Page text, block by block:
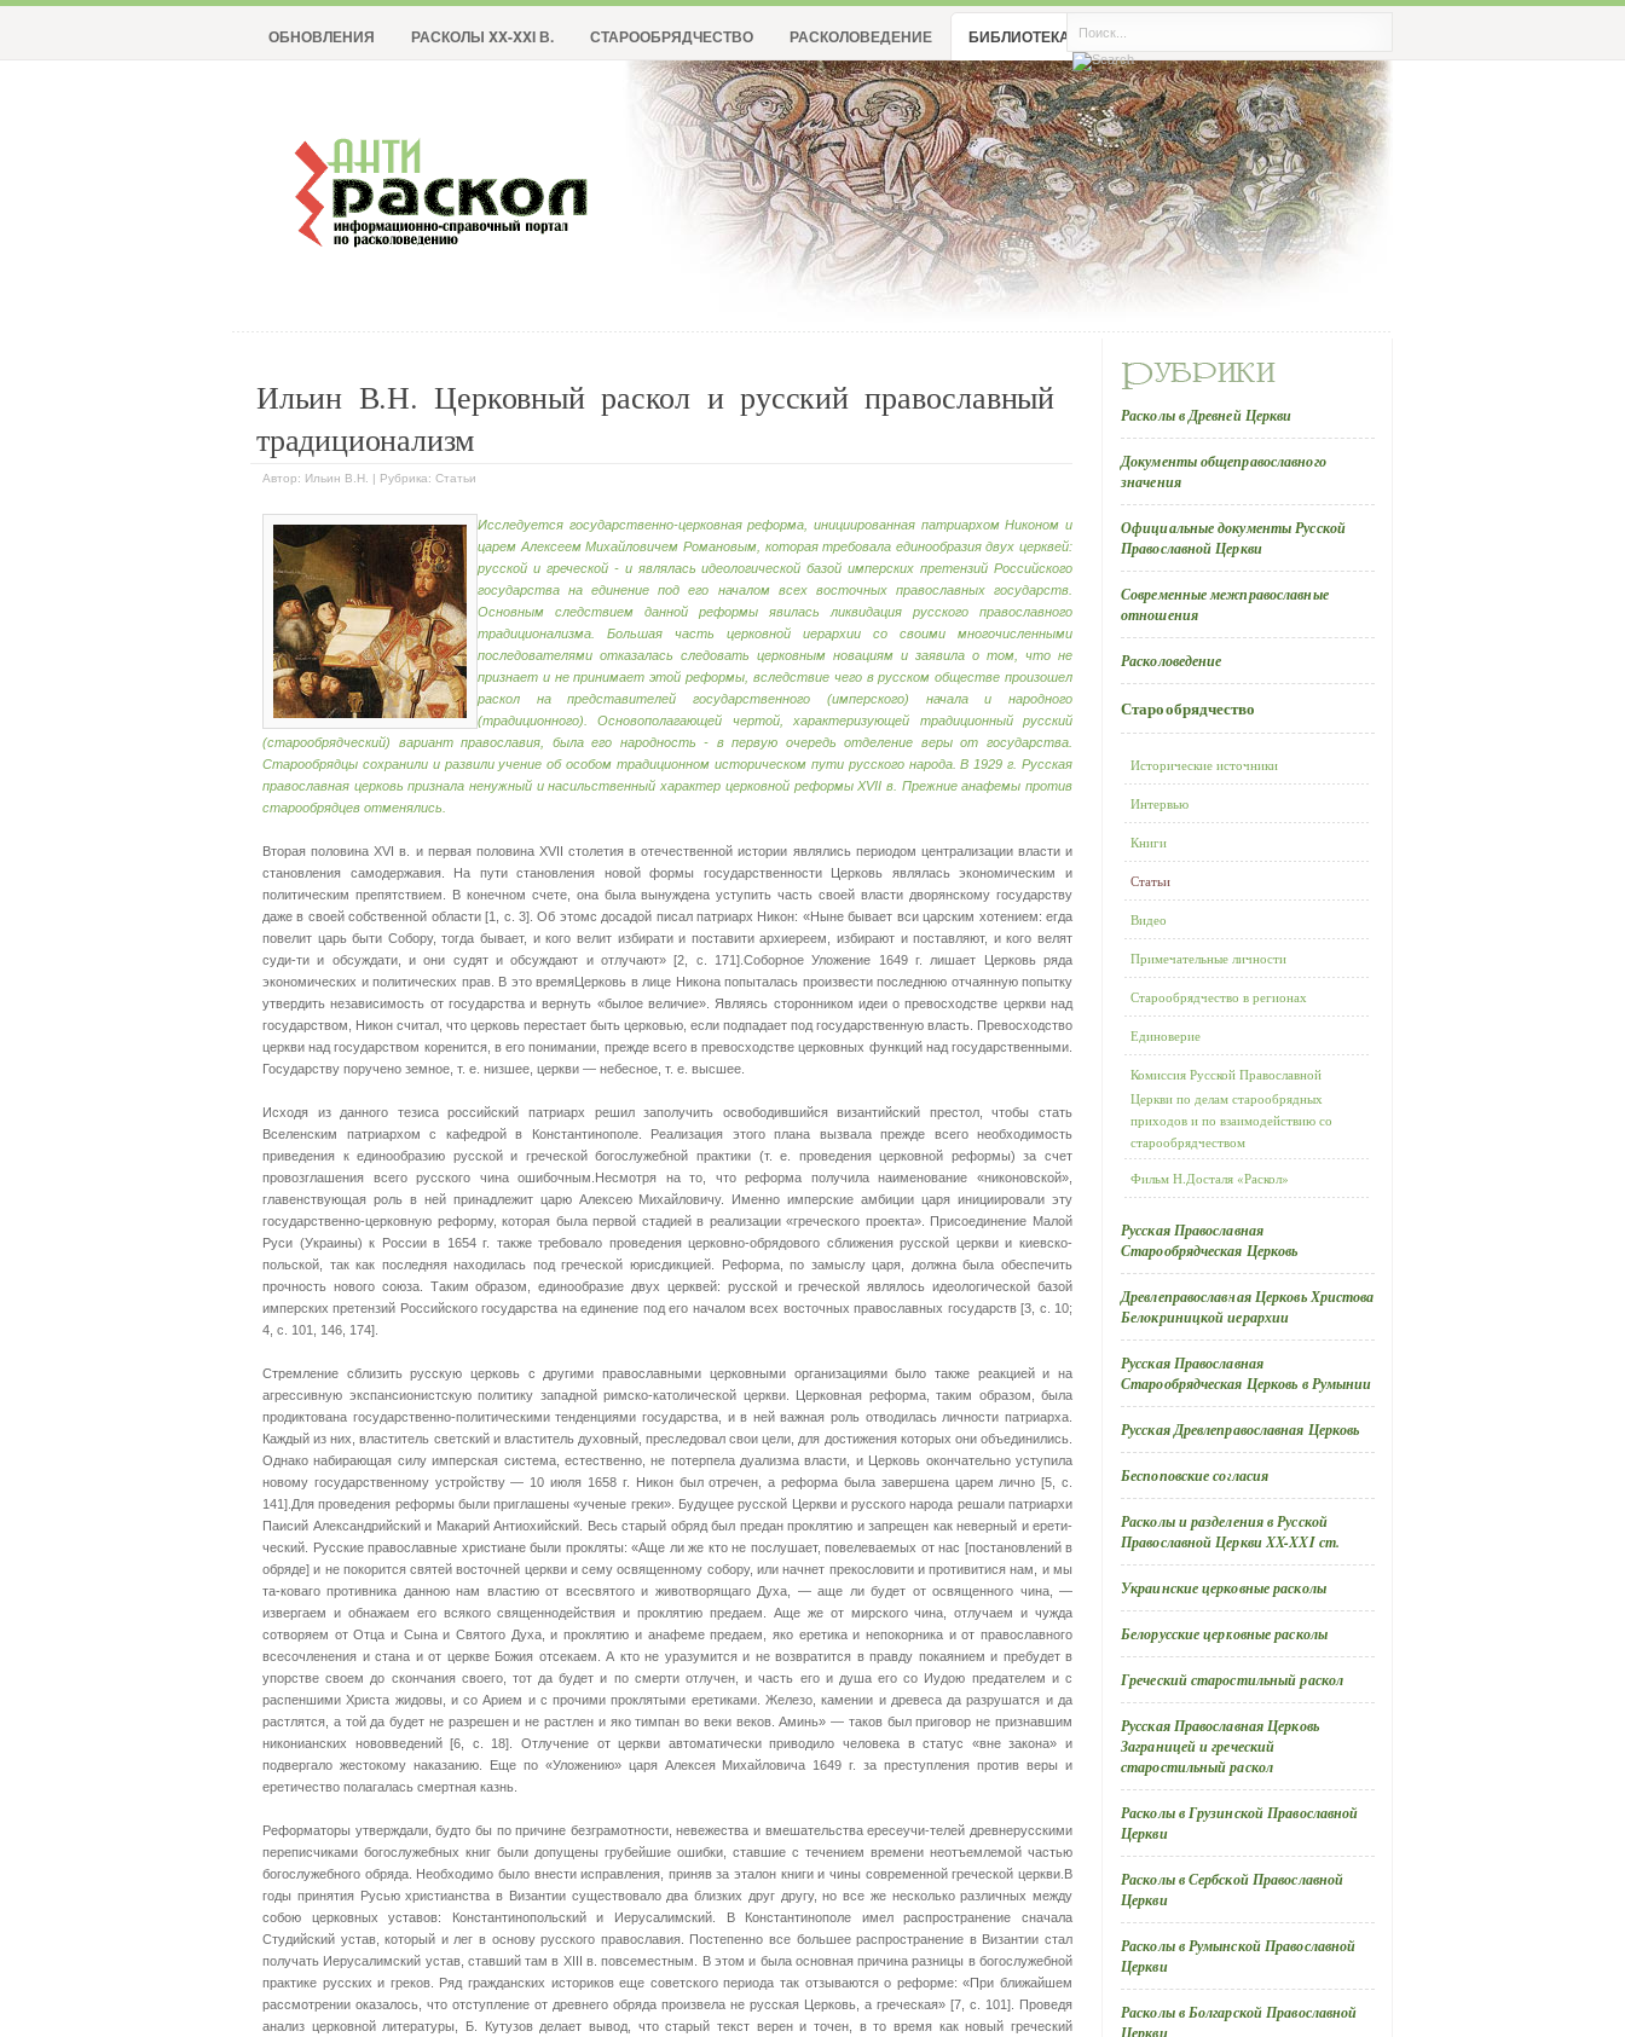
ОБНОВЛЕНИЯ РАСКОЛЫ XX-XXI В. СТАРООБРЯДЧЕСТВО РАСКОЛОВЕДЕНИЕ БИБЛИОТЕКА
Ильин В.Н. Церковный раскол и русский православный
традиционализм
Автор: Ильин В.Н. | Рубрика: Статьи
Исследуется государственно-церковная реформа, инициированная патриархом Никоном и
царем Алексеем Михайловичем Романовым, которая требовала единообразия двух церквей:
русской и греческой - и являлась идеологической базой имперских претензий Российского
государства на единение под его началом всех восточных православных государств.
Основным следствием данной реформы явилась ликвидация русского православного
традиционализма. Большая часть церковной иерархии со своими многочисленными
последователями отказалась следовать церковным новациям и заявила о том, что не
признает и не принимает этой реформы, вследствие чего в русском обществе произошел
раскол на представителей государственного (имперского) начала и народного
(традиционного). Основополагающей чертой, характеризующей традиционный русский
(старообрядческий) вариант православия, была его народность - в первую очередь отделение веры от государства.
Старообрядцы сохранили и развили учение об особом традиционном историческом пути русского народа. В 1929 г. Русская
православная церковь признала ненужный и насильственный характер церковной реформы XVII в. Прежние анафемы против
старообрядцев отменялись.
Вторая половина XVI в. и первая половина XVII столетия в отечественной истории являлись периодом централизации власти и
становления самодержавия. На пути становления новой формы государственности Церковь являлась экономическим и
политическим препятствием. В конечном счете, она была вынуждена уступить часть своей власти дворянскому государству
даже в своей собственной области [1, с. 3]. Об этомс досадой писал патриарх Никон: «Ныне бывает вси царским хотением: егда
повелит царь быти Собору, тогда бывает, и кого велит избирати и поставити архиереем, избирают и поставляют, и кого велят
суди-ти и обсуждати, и они судят и обсуждают и отлучают» [2, с. 171].Соборное Уложение 1649 г. лишает Церковь ряда
экономических и политических прав. В это времяЦерковь в лице Никона попыталась произвести последнюю отчаянную попытку
утвердить независимость от государства и вернуть «былое величие». Являясь сторонником идеи о превосходстве церкви над
государством, Никон считал, что церковь перестает быть церковью, если подпадает под государственную власть. Превосходство
церкви над государством коренится, в его понимании, прежде всего в превосходстве церковных функций над государственными.
Государству поручено земное, т. е. низшее, церкви — небесное, т. е. высшее.
Исходя из данного тезиса российский патриарх решил заполучить освободившийся византийский престол, чтобы стать
Вселенским патриархом с кафедрой в Константинополе. Реализация этого плана вызвала прежде всего необходимость
приведения к единообразию русской и греческой богослужебной практики (т. е. проведения церковной реформы) за счет
провозглашения всего русского чина ошибочным.Несмотря на то, что реформа получила наименование «никоновской»,
главенствующая роль в ней принадлежит царю Алексею Михайловичу. Именно имперские амбиции царя инициировали эту
государственно-церковную реформу, которая была первой стадией в реализации «греческого проекта». Присоединение Малой
Руси (Украины) к России в 1654 г. также требовало проведения церковно-обрядового сближения русской церкви и киевско-
польской, так как последняя находилась под греческой юрисдикцией. Реформа, по замыслу царя, должна была обеспечить
прочность нового союза. Таким образом, единообразие двух церквей: русской и греческой являлось идеологической базой
имперских претензий Российского государства на единение под его началом всех восточных православных государств [3, с. 10;
4, с. 101, 146, 174].
Стремление сблизить русскую церковь с другими православными церковными организациями было также реакцией и на
агрессивную экспансионистскую политику западной римско-католической церкви. Церковная реформа, таким образом, была
продиктована государственно-политическими тенденциями государства, и в ней важная роль отводилась личности патриарха.
Каждый из них, властитель светский и властитель духовный, преследовал свои цели, для достижения которых они объединились.
Однако набирающая силу имперская система, естественно, не потерпела дуализма власти, и Церковь окончательно уступила
новому государственному устройству — 10 июля 1658 г. Никон был отречен, а реформа была завершена царем лично [5, с.
141].Для проведения реформы были приглашены «ученые греки». Будущее русской Церкви и русского народа решали патриархи
Паисий Александрийский и Макарий Антиохийский. Весь старый обряд был предан проклятию и запрещен как неверный и ерети-
ческий. Русские православные христиане были прокляты: «Аще ли же кто не послушает, повелеваемых от нас [постановлений в
обряде] и не покорится святей восточней церкви и сему освященному собору, или начнет прекословити и противитися нам, и мы
та-коваго противника данною нам властию от всесвятого и животворящаго Духа, — аще ли будет от освященного чина, —
извергаем и обнажаем его всякого священнодействия и проклятию предаем. Аще же от мирского чина, отлучаем и чужда
сотворяем от Отца и Сына и Святого Духа, и проклятию и анафеме предаем, яко еретика и непокорника и от православного
всесочленения и стана и от церкве Божия отсекаем. А кто не уразумится и не возвратится в правду покаянием и пребудет в
упорстве своем до скончания своего, тот да будет и по смерти отлучен, и часть его и душа его со Иудою предателем и с
распеншими Христа жидовы, и со Арием и с прочими проклятыми еретиками. Железо, камении и древеса да разрушатся и да
растлятся, а той да будет не разрешен и не растлен и яко тимпан во веки веков. Аминь» — таков был приговор не признавшим
никонианских нововведений [6, с. 18]. Отлучение от церкви автоматически приводило человека в статус «вне закона» и
подвергало жестокому наказанию. Еще по «Уложению» царя Алексея Михайловича 1649 г. за преступления против веры и
еретичество полагалась смертная казнь.
Реформаторы утверждали, будто бы по причине безграмотности, невежества и вмешательства ересеучи-телей древнерусскими
переписчиками богослужебных книг были допущены грубейшие ошибки, ставшие с течением времени неотъемлемой частью
богослужебного обряда. Необходимо было внести исправления, приняв за эталон книги и чины современной греческой церкви.В
годы принятия Русью христианства в Византии существовало два близких друг другу, но все же несколько различных между
собою церковных уставов: Константинопольский и Иерусалимский. В Константинополе имел распространение сначала
Студийский устав, который и лег в основу русского православия. Постепенно все большее распространение в Византии стал
получать Иерусалимский устав, ставший там в XIII в. повсеместным. В этом и была основная причина разницы в богослужебной
практике русских и греков. Ряд гражданских историков еще советского периода так отзываются о реформе: «При ближайшем
рассмотрении оказалось, что отступление от древнего обряда произвела не русская Церковь, а греческая» [7, с. 101]. Проведя
анализ церковной литературы, Б. Кутузов делает вывод, что старый текст верен и точен, в то время как новый греческий
Расколы в Древней Церкви
Документы общеправославного
значения
Официальные документы Русской
Православной Церкви
Современные межправославные
отношения
Расколоведение
Старообрядчество
Исторические источники
Интервью
Книги
Статьи
Видео
Примечательные личности
Старообрядчество в регионах
Единоверие
Комиссия Русской Православной
Церкви по делам старообрядных
приходов и по взаимодействию со
старообрядчеством
Фильм Н.Досталя «Раскол»
Русская Православная
Старообрядческая Церковь
Древлеправославная Церковь Христова
Белокриницкой иерархии
Русская Православная
Старообрядческая Церковь в Румынии
Русская Древлеправославная Церковь
Беспоповские согласия
Расколы и разделения в Русской
Православной Церкви XX-XXI ст.
Украинские церковные расколы
Белорусские церковные расколы
Греческий старостильный раскол
Русская Православная Церковь
Заграницей и греческий
старостильный раскол
Расколы в Грузинской Православной
Церкви
Расколы в Сербской Православной
Церкви
Расколы в Румынской Православной
Церкви
Расколы в Болгарской Православной
Церкви